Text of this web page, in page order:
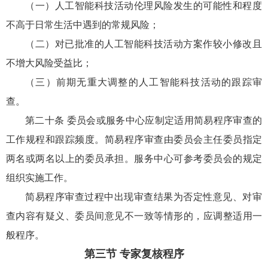
（一）人工智能科技活动伦理风险发生的可能性和程度
不高于日常生活中遇到的常规风险；
（二）对已批准的人工智能科技活动方案作较小修改且
不增大风险受益比；
（三）前期无重大调整的人工智能科技活动的跟踪审
查。
第二十条 委员会或服务中心应制定适用简易程序审查的
工作规程和跟踪频度。简易程序审查由委员会主任委员指定
两名或两名以上的委员承担。服务中心可参考委员会的规定
组织实施工作。
简易程序审查过程中出现审查结果为否定性意见、对审
查内容有疑义、委员间意见不一致等情形的，应调整适用一
般程序。
第三节 专家复核程序